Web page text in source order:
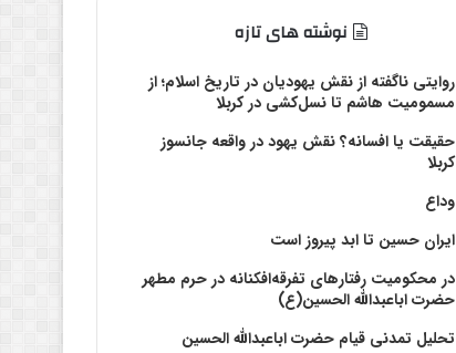
نوشته های تازه
روایتی ناگفته از نقش یهودیان در تاریخ اسلام؛ از
مسمومیت هاشم تا نسل‌کشی در کربلا
حقیقت یا افسانه؟‌ نقش یهود در واقعه جانسوز
کربلا
وداع
ایران حسین تا ابد پیروز است
در محکومیت رفتارهای تفرقه‌افکنانه در حرم مطهر
حضرت اباعبدالله الحسین(ع)
تحلیل تمدنی قیام حضرت اباعبدالله الحسین